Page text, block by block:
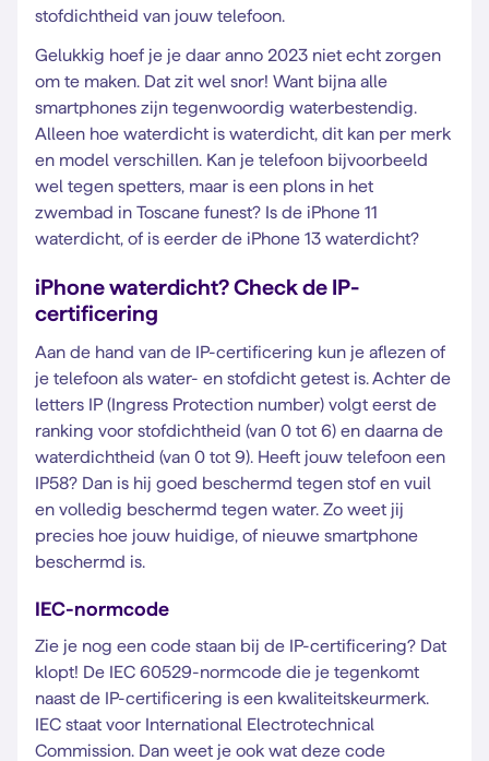
stofdichtheid van jouw telefoon.
Gelukkig hoef je je daar anno 2023 niet echt zorgen
om te maken. Dat zit wel snor! Want bijna alle
smartphones zijn tegenwoordig waterbestendig.
Alleen hoe waterdicht is waterdicht, dit kan per merk
en model verschillen. Kan je telefoon bijvoorbeeld
wel tegen spetters, maar is een plons in het
zwembad in Toscane funest? Is de iPhone 11
waterdicht, of is eerder de iPhone 13 waterdicht?
iPhone waterdicht? Check de IP-
certificering
Aan de hand van de IP-certificering kun je aflezen of
je telefoon als water- en stofdicht getest is. Achter de
letters IP (Ingress Protection number) volgt eerst de
ranking voor stofdichtheid (van 0 tot 6) en daarna de
waterdichtheid (van 0 tot 9). Heeft jouw telefoon een
IP58? Dan is hij goed beschermd tegen stof en vuil
en volledig beschermd tegen water. Zo weet jij
precies hoe jouw huidige, of nieuwe smartphone
beschermd is.
IEC-normcode
Zie je nog een code staan bij de IP-certificering? Dat
klopt! De IEC 60529-normcode die je tegenkomt
naast de IP-certificering is een kwaliteitskeurmerk.
IEC staat voor International Electrotechnical
Commission. Dan weet je ook wat deze code